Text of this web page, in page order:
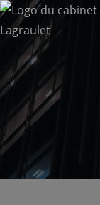
Skip
to
content